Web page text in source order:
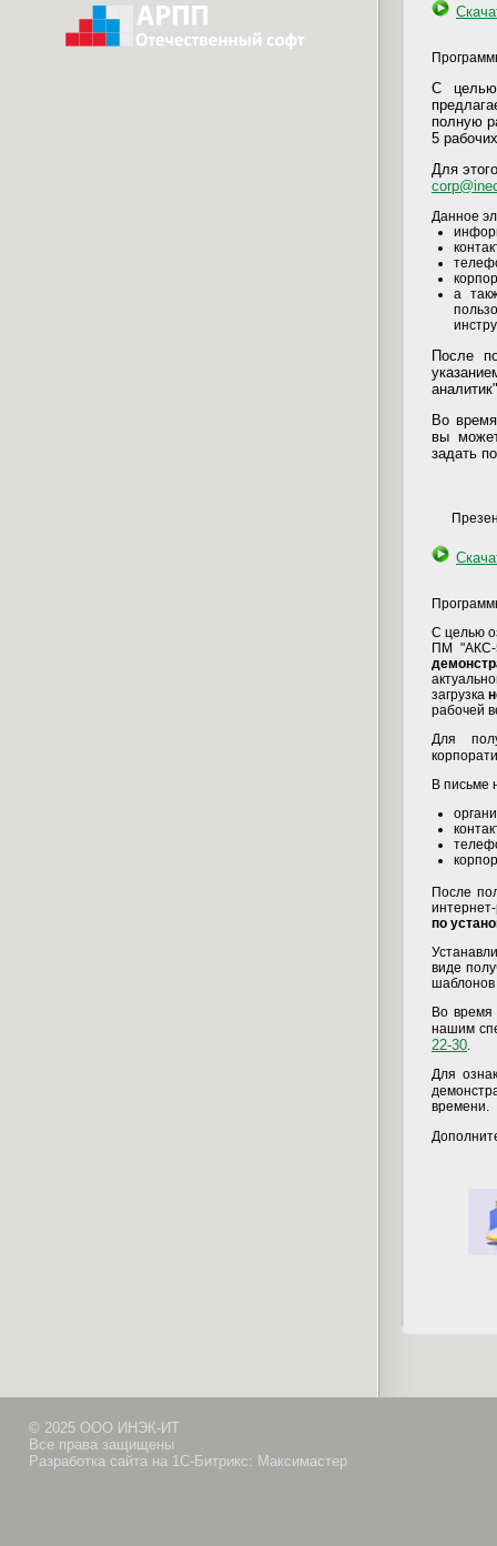
С
полную
5
Для
Данное
а
После
Во
вы
задать
С целью
ПМ "АКС-
загрузка
рабочей
Для
В письме
После
по
виде
шаблонов
Во время
нашим
22-30.
Для
времени.
© 2025 ООО ИНЭК-ИТ
Все права защищены
Разработка сайта на 1С-Битрикс: Максимастер